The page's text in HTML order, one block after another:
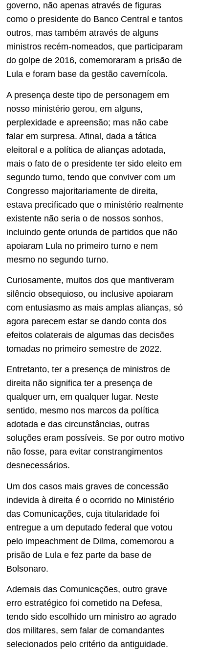
governo, não apenas através de figuras
como o presidente do Banco Central e tantos
outros, mas também através de alguns
ministros recém-nomeados, que participaram
do golpe de 2016, comemoraram a prisão de
Lula e foram base da gestão cavernícola.
A presença deste tipo de personagem em
nosso ministério gerou, em alguns,
perplexidade e apreensão; mas não cabe
falar em surpresa. Afinal, dada a tática
eleitoral e a política de alianças adotada,
mais o fato de o presidente ter sido eleito em
segundo turno, tendo que conviver com um
Congresso majoritariamente de direita,
estava precificado que o ministério realmente
existente não seria o de nossos sonhos,
incluindo gente oriunda de partidos que não
apoiaram Lula no primeiro turno e nem
mesmo no segundo turno.
Curiosamente, muitos dos que mantiveram
silêncio obsequioso, ou inclusive apoiaram
com entusiasmo as mais amplas alianças, só
agora parecem estar se dando conta dos
efeitos colaterais de algumas das decisões
tomadas no primeiro semestre de 2022.
Entretanto, ter a presença de ministros de
direita não significa ter a presença de
qualquer um, em qualquer lugar. Neste
sentido, mesmo nos marcos da política
adotada e das circunstâncias, outras
soluções eram possíveis. Se por outro motivo
não fosse, para evitar constrangimentos
desnecessários.
Um dos casos mais graves de concessão
indevida à direita é o ocorrido no Ministério
das Comunicações, cuja titularidade foi
entregue a um deputado federal que votou
pelo impeachment de Dilma, comemorou a
prisão de Lula e fez parte da base de
Bolsonaro.
Ademais das Comunicações, outro grave
erro estratégico foi cometido na Defesa,
tendo sido escolhido um ministro ao agrado
dos militares, sem falar de comandantes
selecionados pelo critério da antiguidade.